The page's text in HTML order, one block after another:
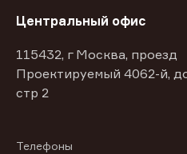
Центральный офис
115432, г Москва, проезд
Проектируемый 4062-й,
стр 2
Телефоны